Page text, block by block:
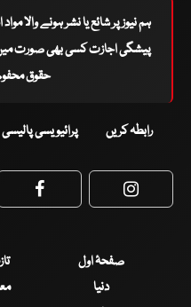
ہم نیوز پر شائع یا نشر ہونے والا
پیشگی اجازت کسی بھی صورت میں
حقوق محفوظ
رابطہ کریں پرائیویسی پالیسی
Facebook
صفحۂ اول
دنیا